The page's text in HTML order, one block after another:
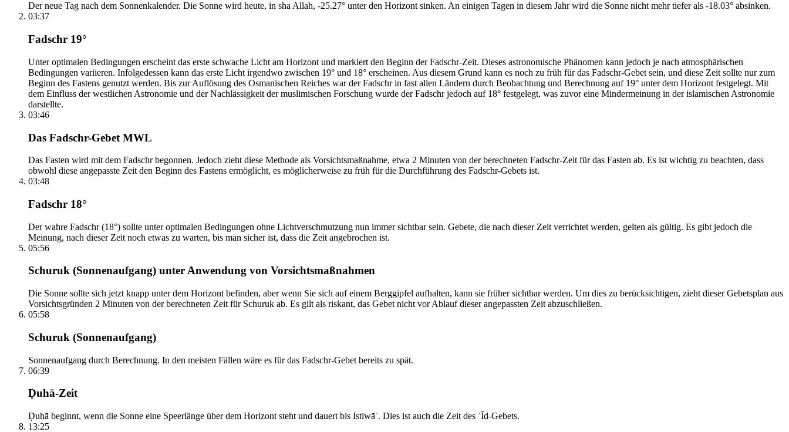
Der neue Tag nach dem Sonnenkalender. Die Sonne wird heute, in sha Allah, -25.27° unter den Horizont sinken. An einigen Tagen in diesem Jahr wird die Sonne nicht mehr tiefer als -18.03° absinken.
03:37
Fadschr 19°
Unter optimalen Bedingungen erscheint das erste schwache Licht am Horizont und markiert den Beginn der Fadschr-Zeit. Dieses astronomische Phänomen kann jedoch je nach atmosphärischen
Bedingungen variieren. Infolgedessen kann das erste Licht irgendwo zwischen 19° und 18° erscheinen. Aus diesem Grund kann es noch zu früh für das Fadschr-Gebet sein, und diese Zeit sollte nur zum
Beginn des Fastens genutzt werden. Bis zur Auflösung des Osmanischen Reiches war der Fadschr in fast allen Ländern durch Beobachtung und Berechnung auf 19° unter dem Horizont festgelegt. Mit
dem Einfluss der westlichen Astronomie und der Nachlässigkeit der muslimischen Forschung wurde der Fadschr jedoch auf 18° festgelegt, was zuvor eine Mindermeinung in der islamischen Astronomie
darstellte.
03:46
Das Fadschr-Gebet MWL
Das Fasten wird mit dem Fadschr begonnen. Jedoch zieht diese Methode als Vorsichtsmaßnahme, etwa 2 Minuten von der berechneten Fadschr-Zeit für das Fasten ab. Es ist wichtig zu beachten, dass
obwohl diese angepasste Zeit den Beginn des Fastens ermöglicht, es möglicherweise zu früh für die Durchführung des Fadschr-Gebets ist.
03:48
Fadschr 18°
Der wahre Fadschr (18°) sollte unter optimalen Bedingungen ohne Lichtverschmutzung nun immer sichtbar sein. Gebete, die nach dieser Zeit verrichtet werden, gelten als gültig. Es gibt jedoch die
Meinung, nach dieser Zeit noch etwas zu warten, bis man sicher ist, dass die Zeit angebrochen ist.
05:56
Schuruk (Sonnenaufgang) unter Anwendung von Vorsichtsmaßnahmen
Die Sonne sollte sich jetzt knapp unter dem Horizont befinden, aber wenn Sie sich auf einem Berggipfel aufhalten, kann sie früher sichtbar werden. Um dies zu berücksichtigen, zieht dieser Gebetsplan aus
Vorsichtsgründen 2 Minuten von der berechneten Zeit für Schuruk ab. Es gilt als riskant, das Gebet nicht vor Ablauf dieser angepassten Zeit abzuschließen.
05:58
Schuruk (Sonnenaufgang)
Sonnenaufgang durch Berechnung. In den meisten Fällen wäre es für das Fadschr-Gebet bereits zu spät.
06:39
Ḍuhā-Zeit
Ḍuhā beginnt, wenn die Sonne eine Speerlänge über dem Horizont steht und dauert bis Istiwāʾ. Dies ist auch die Zeit des ʿĪd-Gebets.
13:25